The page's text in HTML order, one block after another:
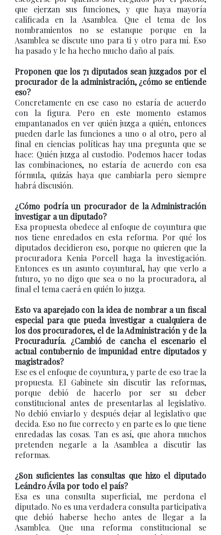
que ejerzan sus funciones, y que haya mayoría
calificada en la Asamblea. Que el tema de los
nombramientos no se estanque porque en la
Asamblea se discute uno para ti y otro para mí. Eso
ha pasado y le ha hecho mucho daño al país.
Proponen que los 71 diputados sean juzgados por el
procurador de la administración, ¿cómo se entiende
eso?
Concretamente en ese caso no estaría de acuerdo
con la figura. Pero en este momento estamos
empantanados en ver quién juzga a quién, entonces
pueden darle las funciones a uno o al otro, pero al
final en ciencias políticas hay una pregunta que se
hace: Quién juzga al custodio. Podemos hacer todas
las combinaciones, no estaría de acuerdo con esa
fórmula, quizás haya que cambiarla pero siempre
habrá discusión.
¿Cómo podría un procurador de la Administración
investigar a un diputado?
Esa propuesta obedece al enfoque de coyuntura que
nos tiene enredados en esta reforma. Por qué los
diputados decidieron eso, porque no quieren que la
procuradora Kenia Porcell haga la investigación.
Entonces es un asunto coyuntural, hay que verlo a
futuro, yo no digo que sea o no la procuradora, al
final el tema caerá en quién lo juzga.
Esto va aparejado con la idea de nombrar a un fiscal
especial para que pueda investigar a cualquiera de
los dos procuradores, el de la Administración y de la
Procuraduría. ¿Cambió de cancha el escenario el
actual contubernio de impunidad entre diputados y
magistrados?
Ese es el enfoque de coyuntura, y parte de eso trae la
propuesta. El Gabinete sin discutir las reformas,
porque debió de hacerlo por ser su deber
constitucional antes de presentarlas al legislativo.
No debió enviarlo y después dejar al legislativo que
decida. Eso no fue correcto y en parte es lo que tiene
enredadas las cosas. Tan es así, que ahora muchos
pretenden negarle a la Asamblea a discutir las
reformas.
¿Son suficientes las consultas que hizo el diputado
Leándro Ávila por todo el país?
Esa es una consulta superficial, me perdona el
diputado. No es una verdadera consulta participativa
que debió haberse hecho antes de llegar a la
Asamblea. Que una reforma constitucional se